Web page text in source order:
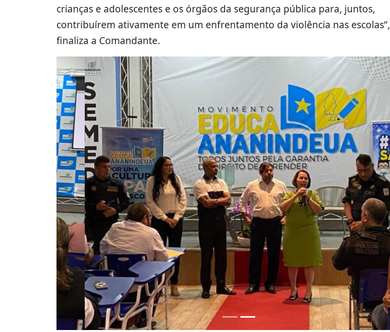
crianças e adolescentes e os órgãos da segurança pública para, juntos,
contribuírem ativamente em um enfrentamento da violência nas escolas”,
finaliza a Comandante.
Previous